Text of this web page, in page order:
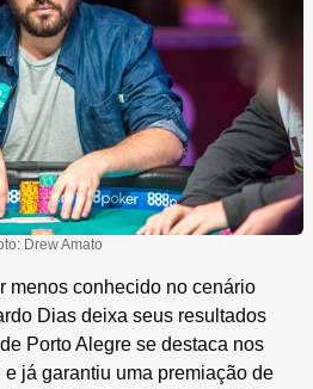
Drew Amato
menos conhecido no cenário
Dias deixa seus resultados
Porto Alegre se destaca nos
já garantiu uma premiação de